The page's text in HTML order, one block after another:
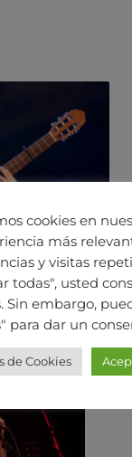
cookies en
más
y visitas
todas", usted
Sin embargo,
para dar un
de Cookies